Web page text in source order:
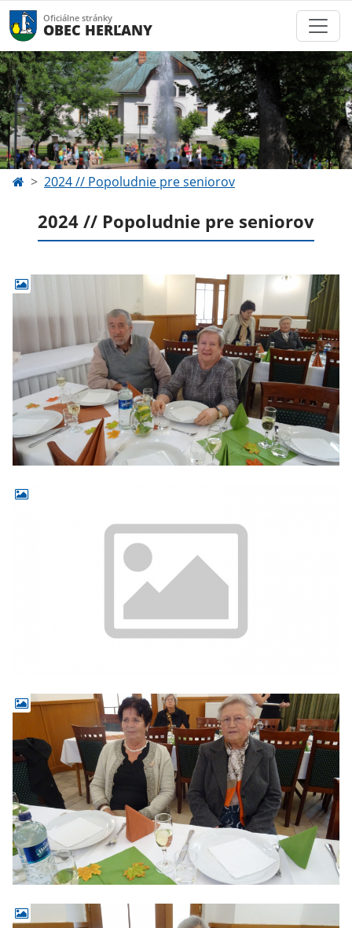
Oficiálne stránky
OBEC HERĽANY
2024 // Popoludnie pre seniorov
2024 // Popoludnie pre seniorov